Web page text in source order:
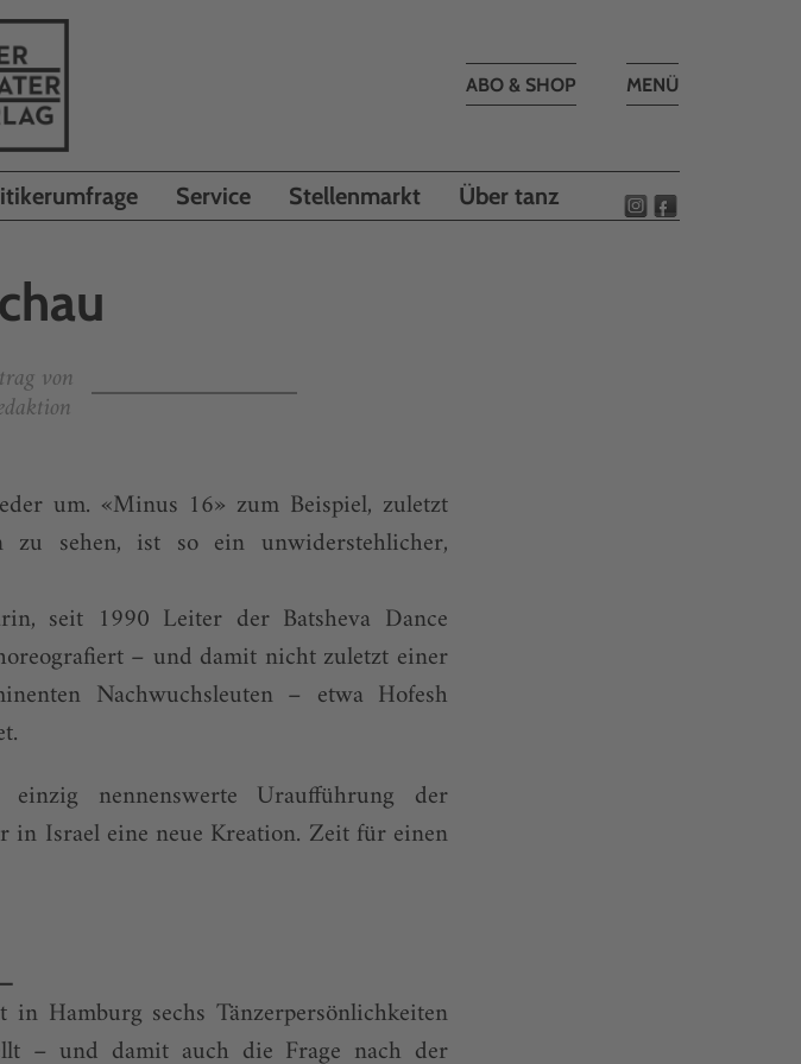
Toggle
MENÜ
ABO & SHOP
Service Stellenmarkt Über tanz
von
um. «Minus 16» zum Beispiel, zuletzt
sehen, ist so ein unwiderstehlicher,
seit 1990 Leiter der Batsheva Dance
– und damit nicht zuletzt einer
Nachwuchsleuten – etwa Hofesh
nennenswerte Uraufführung der
in Israel eine neue Kreation. Zeit für einen
Hamburg sechs Tänzerpersönlichkeiten
– und damit auch die Frage nach der